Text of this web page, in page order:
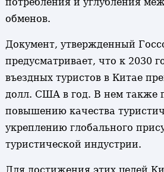
обменов.
Документ, утвержденный
предусматривает, что к 2030
въездных туристов в Китае
долл. США в год. В нем также
повышению качества
укреплению глобального
туристической индустрии.